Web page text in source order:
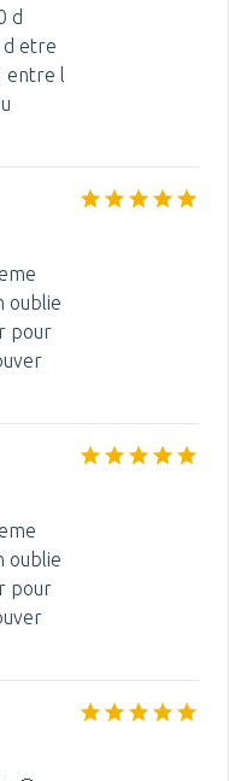
d
d etre
entre l
oublie
pour
oublie
pour